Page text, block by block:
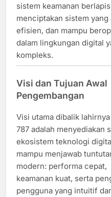
sistem keamanan
menciptakan sistem yang
efisien, dan mampu
dalam lingkungan digital
kompleks.
Visi dan Tujuan Awal
Pengembangan
Visi utama dibalik lahirnya
787 adalah menyediakan
ekosistem teknologi
mampu menjawab
modern: performa cepat,
keamanan kuat, serta
pengguna yang intuitif